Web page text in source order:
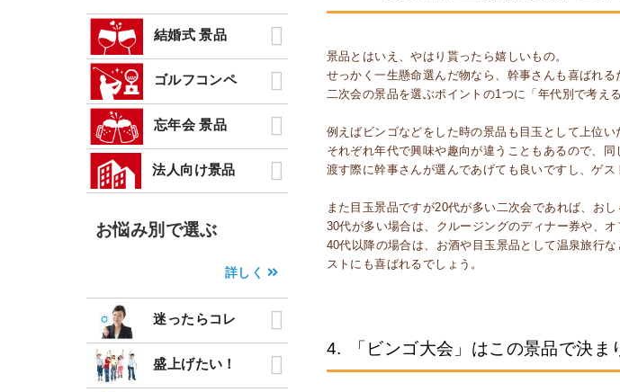
結婚式 景品
ゴルフコンペ
忘年会 景品
法人向け景品
お悩み別で選ぶ
詳しく
迷ったらコレ
盛上げたい！
景品とはいえ、やはり貰ったら嬉しいもの。
せっかく一生懸命選んだ物なら、幹事さんも喜ばれる
二次会の景品を選ぶポイントの1つに「年代別で考え
例えばビンゴなどをした時の景品も目玉として上位
それぞれ年代で興味や趣向が違うこともあるので、
渡す際に幹事さんが選んであげても良いですし、ゲ
また目玉景品ですが20代が多い二次会であれば、お
30代が多い場合は、クルージングのディナー券や、
40代以降の場合は、お酒や目玉景品として温泉旅行
ストにも喜ばれるでしょう。
4. 「ビンゴ大会」はこの景品で決